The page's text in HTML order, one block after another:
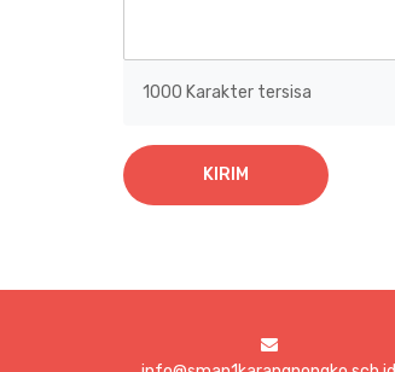
1000 Karakter tersisa
KIRIM